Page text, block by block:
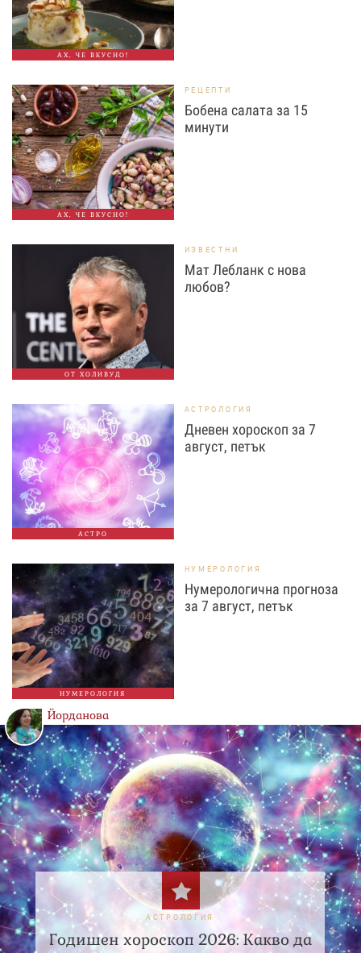
АХ, ЧЕ ВКУСНО!
АХ, ЧЕ ВКУСНО!
РЕЦЕПТИ
Бобена салата за 15
минути
ОТ ХОЛИВУД
ИЗВЕСТНИ
Мат Лебланк с нова
любов?
АСТРО
АСТРОЛОГИЯ
Дневен хороскоп за 7
август, петък
НУМЕРОЛОГИЯ
НУМЕРОЛОГИЯ
Нумерологична прогноза
за 7 август, петък
Йорданова
АСТРОЛОГИЯ
Годишен хороскоп 2026: Какво да